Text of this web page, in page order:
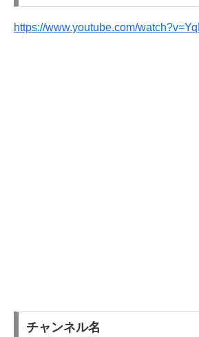
https://www.youtube.com/
チャンネル名